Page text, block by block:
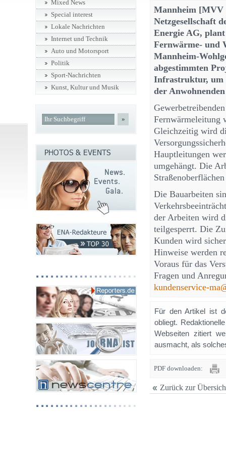
Mannheim [MVV
Netzgesellschaft
Energie AG,
Fernwärme- und
Mannheim-
abgestimmten
Infrastruktur, um
der
Fernwärmeleitung
Gleichzeitig wird
Hauptleitungen
umgehängt. Die
Die Bauarbeiten
der Arbeiten wird
teilgesperrt. Die
Kunden wird
Hinweise werden
Voraus für das
Fragen und
kundenservice-
Für den Artikel ist
obliegt.
Webseiten zitiert
ausmacht, als
PDF downloaden:
Zurück zur
Mixed News
Special interest
Lokale Nachrichten
Internet und Technik
Auto und Motorsport
Politik
Sport-Nachrichten
Kunst, Kultur und Musik
»